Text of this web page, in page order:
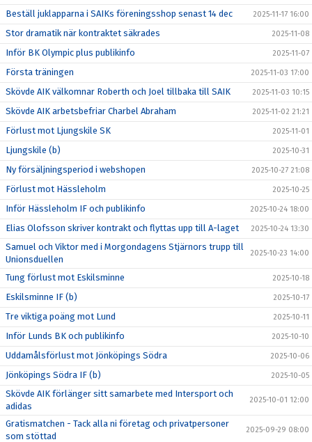
Beställ juklapparna i SAIKs föreningsshop senast 14 dec 2025-11-17 16:00
Stor dramatik när kontraktet säkrades 2025-11-08
Inför BK Olympic plus publikinfo 2025-11-07
Första träningen 2025-11-03 17:00
Skövde AIK välkomnar Roberth och Joel tillbaka till SAIK 2025-11-03 10:15
Skövde AIK arbetsbefriar Charbel Abraham 2025-11-02 21:21
Förlust mot Ljungskile SK 2025-11-01
Ljungskile (b) 2025-10-31
Ny försäljningsperiod i webshopen 2025-10-27 21:08
Förlust mot Hässleholm 2025-10-25
Inför Hässleholm IF och publikinfo 2025-10-24 18:00
Elias Olofsson skriver kontrakt och flyttas upp till A-laget 2025-10-24 13:30
Samuel och Viktor med i Morgondagens Stjärnors trupp till
Unionsduellen
2025-10-23 14:00
Tung förlust mot Eskilsminne 2025-10-18
Eskilsminne IF (b) 2025-10-17
Tre viktiga poäng mot Lund 2025-10-11
Inför Lunds BK och publikinfo 2025-10-10
Uddamålsförlust mot Jönköpings Södra 2025-10-06
Jönköpings Södra IF (b) 2025-10-05
Skövde AIK förlänger sitt samarbete med Intersport och
adidas
2025-10-01 12:00
Gratismatchen - Tack alla ni företag och privatpersoner
som stöttad
2025-09-29 08:00